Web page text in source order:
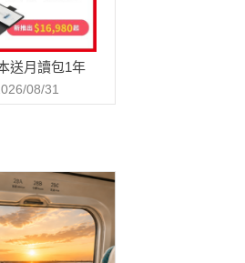
送月讀包1年
08/31